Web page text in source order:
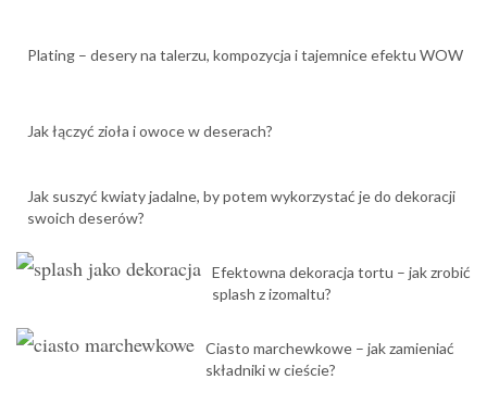
Plating – desery na talerzu, kompozycja i tajemnice efektu WOW
Jak łączyć zioła i owoce w deserach?
Jak suszyć kwiaty jadalne, by potem wykorzystać je do dekoracji
swoich deserów?
Efektowna dekoracja tortu – jak zrobić
splash z izomaltu?
Ciasto marchewkowe – jak zamieniać
składniki w cieście?